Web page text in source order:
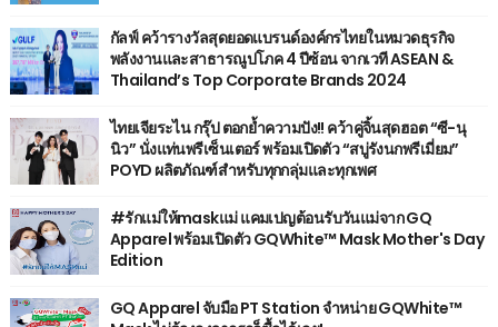
กัลฟ์ คว้ารางวัลสุดยอดแบรนด์องค์กรไทยในหมวดธุรกิจ
พลังงานและสาธารณูปโภค 4 ปีซ้อน จากเวที ASEAN &
Thailand’s Top Corporate Brands 2024
ไทยเจียระไน กรุ๊ป ตอกย้ำความปัง!! คว้าคู่จิ้นสุดฮอต “ซี-นุ
นิว” นั่งแท่นพรีเซ็นเตอร์ พร้อมเปิดตัว “สบู่รังนกพรีเมี่ยม”
POYD ผลิตภัณฑ์สำหรับทุกกลุ่มและทุกเพศ
#รักแม่ให้maskแม่ แคมเปญต้อนรับวันแม่จาก GQ
Apparel พร้อมเปิดตัว GQWhite™ Mask Mother's Day
Edition
GQ Apparel จับมือ PT Station จำหน่าย GQWhite™